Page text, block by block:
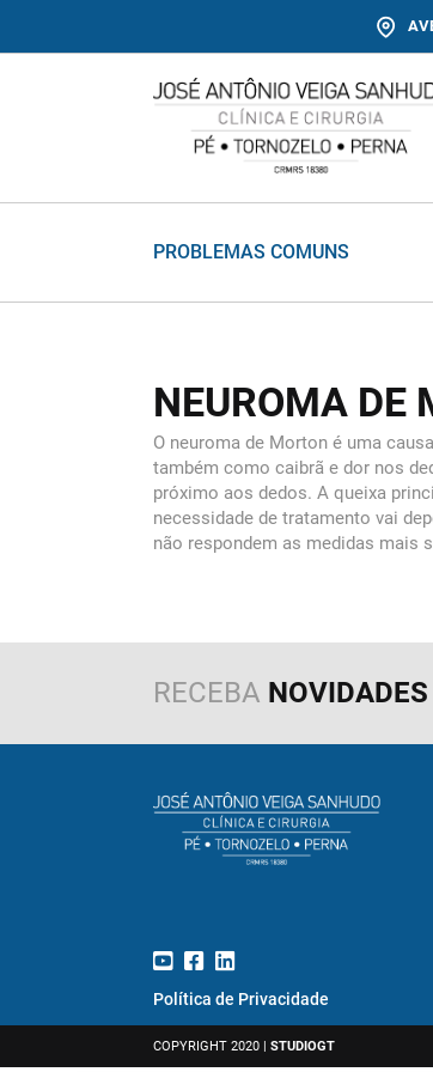
PROBLEMAS COMUNS
NEUROMA DE
O neuroma de Morton é uma
também como caibrã e dor nos
próximo aos dedos. A queixa
necessidade de tratamento vai
não respondem as medidas mais
RECEBA NOVIDADES
Política de Privacidade
COPYRIGHT 2020 | STUDIOGT